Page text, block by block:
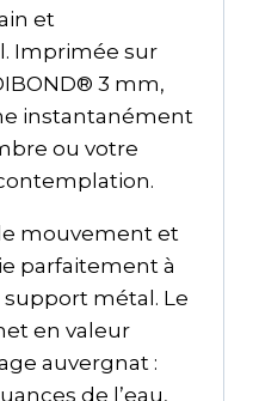
et
Imprimée sur
3 mm,
instantanément
ou votre
mouvement et
parfaitement à
support métal. Le
en valeur
auvergnat :
de l’eau,